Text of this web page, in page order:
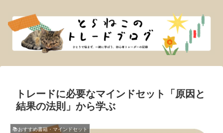
トレードに必要なマインドセット「原因と
結果の法則」から学ぶ
📚おすすめ書籍・マインドセット